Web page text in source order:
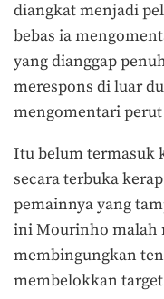
diangkat menjadi
bebas ia
yang dianggap
merespons di luar
mengomentari
Itu belum termasuk
secara terbuka
pemainnya yang
ini Mourinho malah
membingungkan
membelokkan